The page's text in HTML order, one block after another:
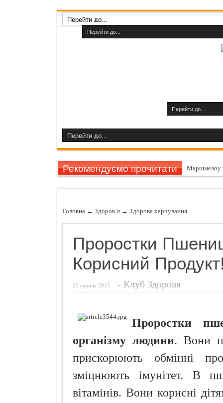
Рекомендуємо прочитати Маршмелоу
Шампуні
Чуттєвий
Ознаки
Головна → Здоров’я → Здорове харчування
Проростки
Корисний
23 серпня 2015 - Клуб Здоровя
Проростки
організму людини. Вони
прискорюють обмінні
зміцнюють імунітет. В
вітамінів. Вони корисні